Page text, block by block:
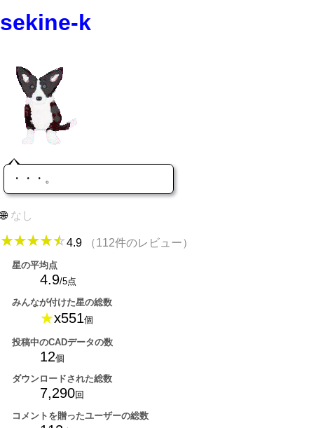
sekine-k
・・・。
なし
4.9 （112件のレビュー）
星の平均点
4.9/5点
みんなが付けた星の総数
★x551個
投稿中のCADデータの数
12個
ダウンロードされた総数
7,290回
コメントを贈ったユーザーの総数